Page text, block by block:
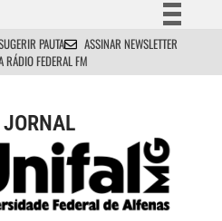
Simplifique!
Comunica BR
Acesso à informação
Legislação
Canais
PAUTA
ASSINAR NEWSLETTER
RÁDIO FEDERAL FM
JORNAL